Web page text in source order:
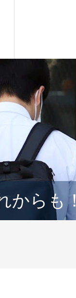
からも！